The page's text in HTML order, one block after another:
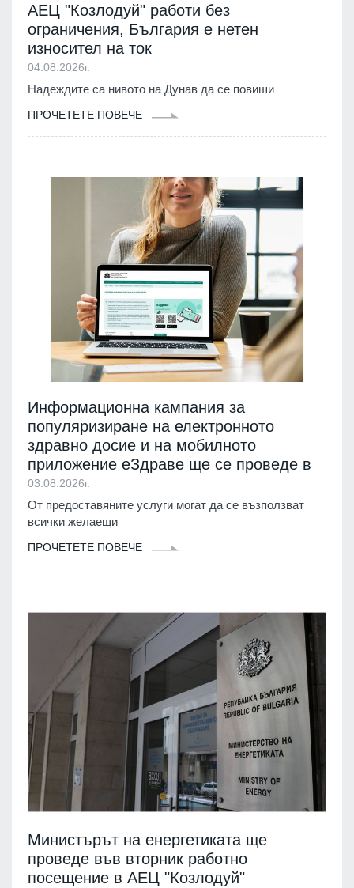
АЕЦ "Козлодуй" работи без
ограничения, България е нетен
износител на ток
04.08.2026г.
Надеждите са нивото на Дунав да се повиши
ПРОЧЕТЕТЕ ПОВЕЧЕ
Информационна кампания за
популяризиране на електронното
здравно досие и на мобилното
приложение еЗдраве ще се проведе в
03.08.2026г.
От предоставяните услуги могат да се възползват
всички желаещи
ПРОЧЕТЕТЕ ПОВЕЧЕ
Министърът на енергетиката ще
проведе във вторник работно
посещение в АЕЦ "Козлодуй"